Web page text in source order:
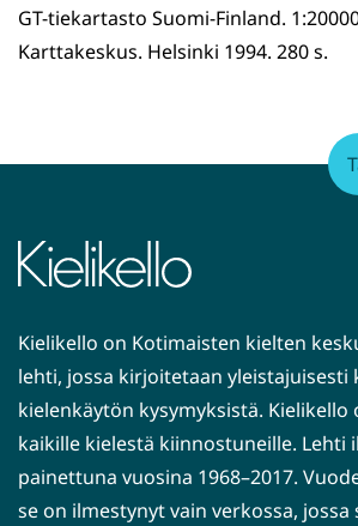
GT-tiekartasto Suomi-Finland.
Karttakeskus. Helsinki 1994. 280 s.
Kielikello on Kotimaisten kielten
lehti, jossa kirjoitetaan yleistajuisesti
kielenkäytön kysymyksistä.
kaikille kielestä kiinnostuneille. Lehti
painettuna vuosina 1968–2017.
se on ilmestynyt vain verkossa,